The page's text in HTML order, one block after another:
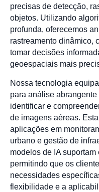
precisas de detecção,
objetos. Utilizando
profunda, oferecemos
rastreamento dinâmico,
tomar decisões
geoespaciais mais
Nossa tecnologia
para análise
identificar e
de imagens aéreas.
aplicações em
urbano e gestão de
modelos de IA
permitindo que os
necessidades
flexibilidade e a